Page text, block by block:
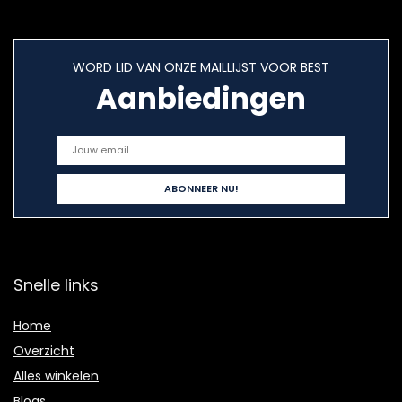
WORD LID VAN ONZE MAILLIJST VOOR BEST
Aanbiedingen
Snelle links
Home
Overzicht
Alles winkelen